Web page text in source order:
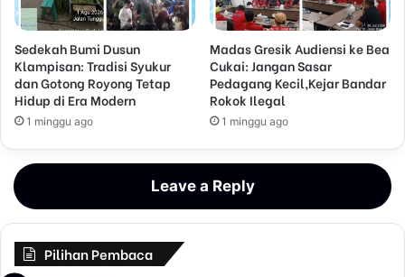
Sedekah Bumi Dusun
Klampisan: Tradisi Syukur
dan Gotong Royong Tetap
Hidup di Era Modern
1 minggu ago
Madas Gresik Audiensi ke Bea
Cukai: Jangan Sasar
Pedagang Kecil,Kejar Bandar
Rokok Ilegal
1 minggu ago
Leave a Reply
Pilihan Pembaca